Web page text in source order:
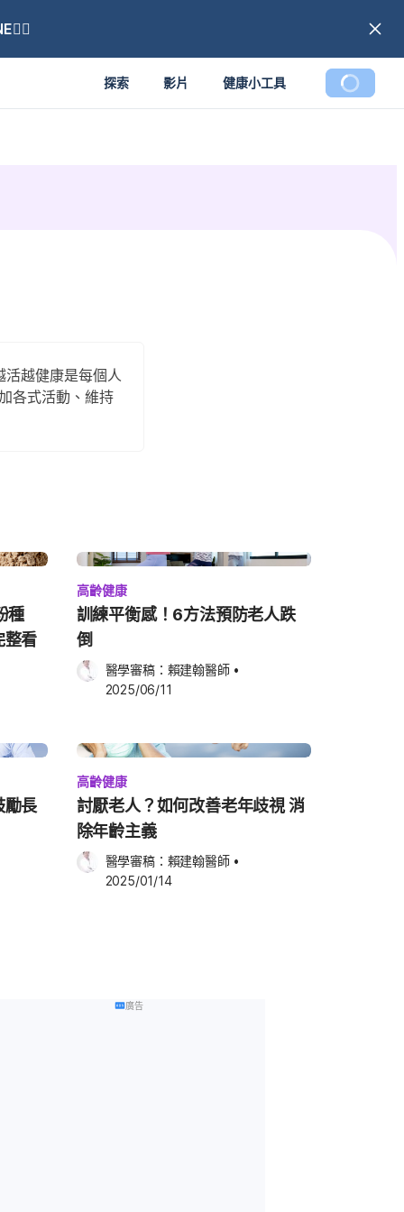
探索 影片 健康小工具
越健康是每個人
各式活動、維持
種
整看
高齡健康
訓練平衡感！6方法預防老人跌
倒
醫學審稿： 賴建翰醫師 •
2025/06/11
勵長
高齡健康
討厭老人？如何改善老年歧視 消
除年齡主義
醫學審稿： 賴建翰醫師 •
2025/01/14
廣告